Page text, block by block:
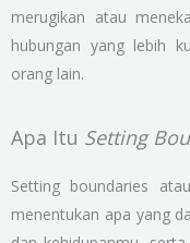
merugikan atau
hubungan yang lebih
orang lain.
Apa Itu Setting
Setting boundaries
menentukan apa yang